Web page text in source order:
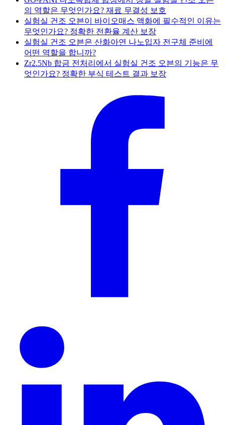
의 역할은 무엇인가요? 재료 무결성 보호
실험실 건조 오븐이 바이오매스 액화에 필수적인 이유는
무엇인가요? 정확한 전환율 계산 보장
실험실 건조 오븐은 산화아연 나노입자 전구체 준비에
어떤 역할을 합니까?
Zr2.5Nb 합금 전처리에서 실험실 건조 오븐의 기능은 무
엇인가요? 정확한 부식 테스트 결과 보장